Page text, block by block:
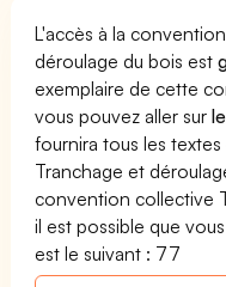
L'accès à la
déroulage du bois est
exemplaire de cette
vous pouvez aller sur
fournira tous les
Tranchage et
convention collective
il est possible que
est le suivant : 77